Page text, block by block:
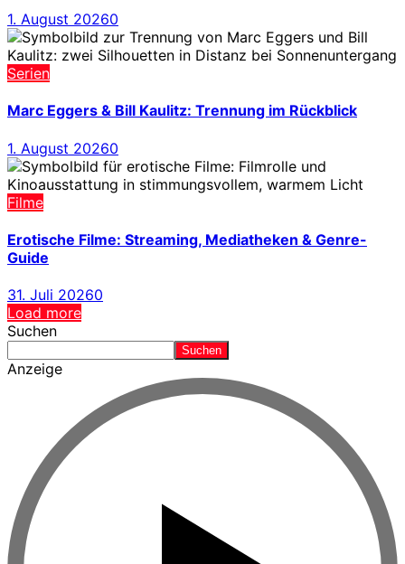
1. August 20260
Serien
Marc Eggers & Bill Kaulitz: Trennung im Rückblick
1. August 20260
Filme
Erotische Filme: Streaming, Mediatheken & Genre-
Guide
31. Juli 20260
Load more
Suchen
Suchen
Anzeige